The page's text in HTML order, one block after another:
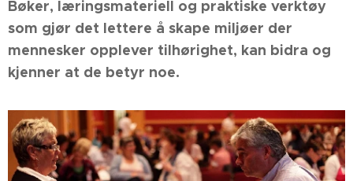
Bøker, læringsmateriell og praktiske verktøy
som gjør det lettere å skape miljøer der
mennesker opplever tilhørighet, kan bidra og
kjenner at de betyr noe.